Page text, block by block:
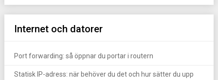
Internet och datorer
Port forwarding: så öppnar du portar i routern
Statisk IP-adress: när behöver du det och hur sätter du upp